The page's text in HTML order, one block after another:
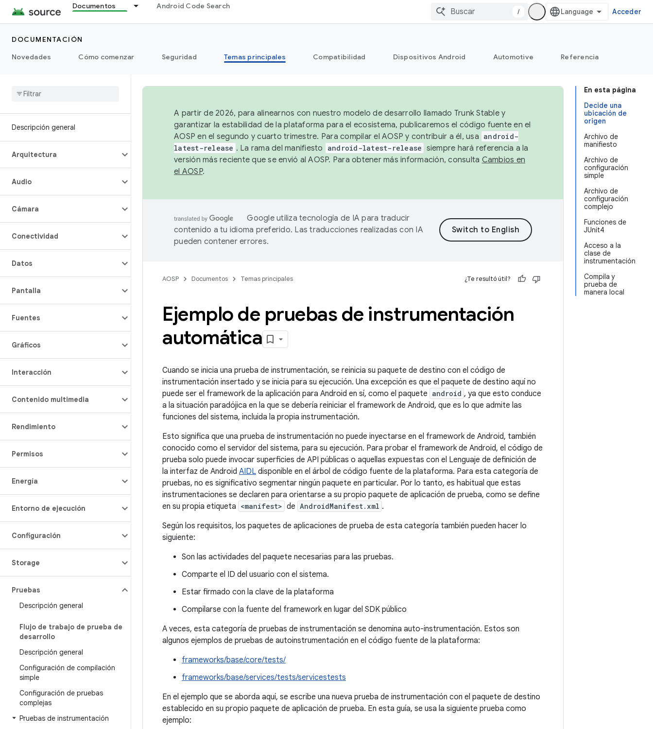
Documentos Android Code Search
/ Acceder
DOCUMENTACIÓN
Novedades
Cómo comenzar Seguridad Temas principales Compatibilidad Dispositivos Android Automotive Referencia
Descripción general
Arquitectura
Audio
Cámara
Conectividad
Datos
Pantalla
Fuentes
Gráficos
Interacción
Contenido multimedia
Rendimiento
Permisos
Energía
Entorno de ejecución
Configuración
Storage
Pruebas
Descripción general
Flujo de trabajo de prueba de
desarrollo
Descripción general
Configuración de compilación
simple
Configuración de pruebas
complejas
Pruebas de instrumentación
En esta página
Decide una
ubicación de
origen
Archivo de
manifiesto
Archivo de
configuración
simple
Archivo de
configuración
complejo
Funciones de
JUnit4
Acceso a la
clase de
instrumentación
Compila y
prueba de
manera local
A partir de 2026, para alinearnos con nuestro modelo de desarrollo llamado Trunk Stable y
garantizar la estabilidad de la plataforma para el ecosistema, publicaremos el código fuente en el
AOSP en el segundo y cuarto trimestre. Para compilar el AOSP y contribuir a él, usa android-
latest-release . La rama del manifiesto android-latest-release siempre hará referencia a la
versión más reciente que se envió al AOSP. Para obtener más información, consulta Cambios en
el AOSP.
Google utiliza tecnología de IA para traducir
contenido a tu idioma preferido. Las traducciones realizadas con IA
pueden contener errores.
AOSP Documentos Temas principales ¿Te resultó útil?
Ejemplo de pruebas de instrumentación
automática
Cuando se inicia una prueba de instrumentación, se reinicia su paquete de destino con el código de
instrumentación insertado y se inicia para su ejecución. Una excepción es que el paquete de destino aquí no
puede ser el framework de la aplicación para Android en sí, como el paquete android , ya que esto conduce
a la situación paradójica en la que se debería reiniciar el framework de Android, que es lo que admite las
funciones del sistema, incluida la propia instrumentación.
Esto significa que una prueba de instrumentación no puede inyectarse en el framework de Android, también
conocido como el servidor del sistema, para su ejecución. Para probar el framework de Android, el código de
prueba solo puede invocar superficies de API públicas o aquellas expuestas con el Lenguaje de definición de
la interfaz de Android AIDL disponible en el árbol de código fuente de la plataforma. Para esta categoría de
pruebas, no es significativo segmentar ningún paquete en particular. Por lo tanto, es habitual que estas
instrumentaciones se declaren para orientarse a su propio paquete de aplicación de prueba, como se define
en su propia etiqueta <manifest> de AndroidManifest.xml .
Según los requisitos, los paquetes de aplicaciones de prueba de esta categoría también pueden hacer lo
siguiente:
Son las actividades del paquete necesarias para las pruebas.
Comparte el ID del usuario con el sistema.
Estar firmado con la clave de la plataforma
Compilarse con la fuente del framework en lugar del SDK público
A veces, esta categoría de pruebas de instrumentación se denomina auto-instrumentación. Estos son
algunos ejemplos de pruebas de autoinstrumentación en el código fuente de la plataforma:
frameworks/base/core/tests/
frameworks/base/services/tests/servicestests
En el ejemplo que se aborda aquí, se escribe una nueva prueba de instrumentación con el paquete de destino
establecido en su propio paquete de aplicación de prueba. En esta guía, se usa la siguiente prueba como
ejemplo: